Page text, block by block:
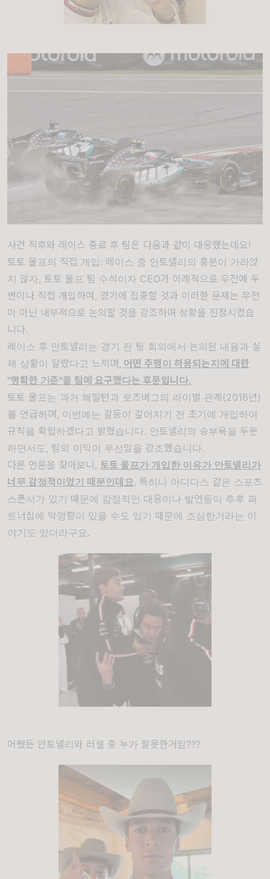
사건 직후와 레이스 종료 후 팀은 다음과 같이 대응했는데요!
토토 울프의 직접 개입: 레이스 중 안토넬리의 흥분이 가라앉
지 않자, 토토 울프 팀 수석이자 CEO가 이례적으로 무전에 두
번이나 직접 개입하여, 경기에 집중할 것과 이러한 문제는 무전
이 아닌 내부적으로 논의할 것을 강조하며 상황을 진정시켰습
니다.
레이스 후 안토넬리는 경기 전 팀 회의에서 논의된 내용과 실
제 상황이 달랐다고 느끼며, 어떤 주행이 허용되는지에 대한
"명확한 기준"을 팀에 요구했다는 후문입니다.
토토 울프는 과거 해밀턴과 로즈버그의 라이벌 관계(2016년)
를 언급하며, 이번에는 갈등이 깊어지기 전 초기에 개입하여
규칙을 확립하겠다고 밝혔습니다. 안토넬리의 승부욕을 두둔
하면서도, 팀의 이익이 우선임을 강조했습니다.
다른 언론을 찾아보니, 토토 울프가 개입한 이유가 안토넬리가
너무 감정적이었기 때문인데요. 특히나 아디다스 같은 스포츠
스폰서가 있기 때문에 감정적인 대응이나 발언등이 추후 파
트너십에 악영향이 있을 수도 있기 때문에 조심한거라는 이
야기도 있더라구요.
어쨌든 안토넬리와 러셀 중 누가 잘못한거임???